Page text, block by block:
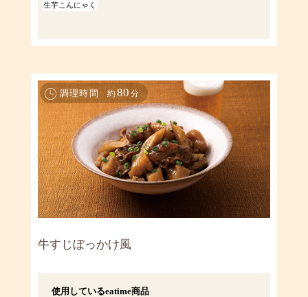
生芋こんにゃく
調理時間 約80 分
牛すじぼっかけ風
使用しているeatime商品